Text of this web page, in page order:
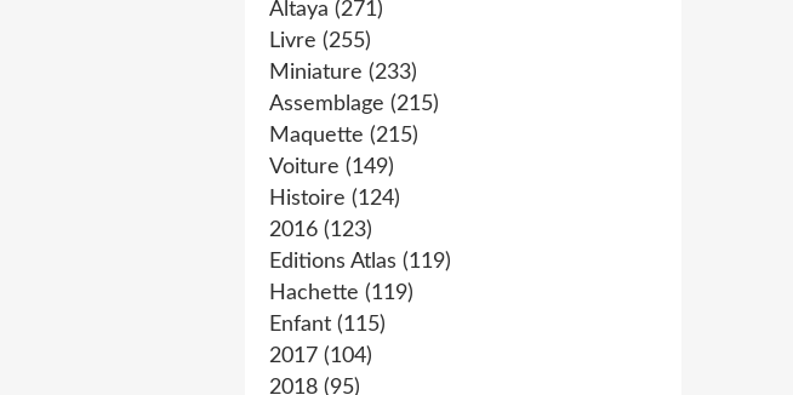
Altaya (271)
Livre (255)
Miniature (233)
Assemblage (215)
Maquette (215)
Voiture (149)
Histoire (124)
2016 (123)
Editions Atlas (119)
Hachette (119)
Enfant (115)
2017 (104)
2018 (95)